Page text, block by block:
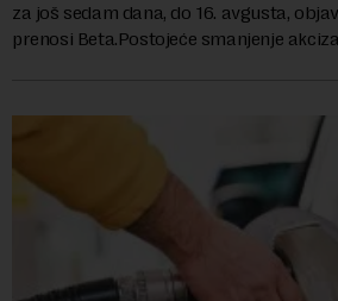
za još sedam dana, do 16. avgusta,
prenosi Beta.Postojeće smanjenje